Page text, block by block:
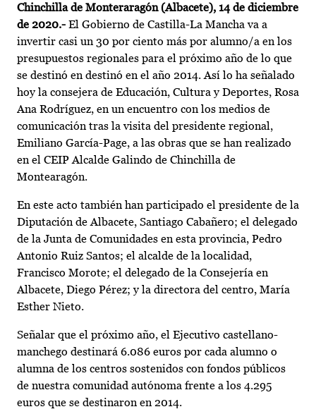
Chinchilla de Monteraragón (Albacete), 14 de diciembre
de 2020.- El Gobierno de Castilla-La Mancha va a
invertir casi un 30 por ciento más por alumno/a en los
presupuestos regionales para el próximo año de lo que
se destinó en destinó en el año 2014. Así lo ha señalado
hoy la consejera de Educación, Cultura y Deportes, Rosa
Ana Rodríguez, en un encuentro con los medios de
comunicación tras la visita del presidente regional,
Emiliano García-Page, a las obras que se han realizado
en el CEIP Alcalde Galindo de Chinchilla de
Montearagón.
En este acto también han participado el presidente de la
Diputación de Albacete, Santiago Cabañero; el delegado
de la Junta de Comunidades en esta provincia, Pedro
Antonio Ruiz Santos; el alcalde de la localidad,
Francisco Morote; el delegado de la Consejería en
Albacete, Diego Pérez; y la directora del centro, María
Esther Nieto.
Señalar que el próximo año, el Ejecutivo castellano-
manchego destinará 6.086 euros por cada alumno o
alumna de los centros sostenidos con fondos públicos
de nuestra comunidad autónoma frente a los 4.295
euros que se destinaron en 2014.